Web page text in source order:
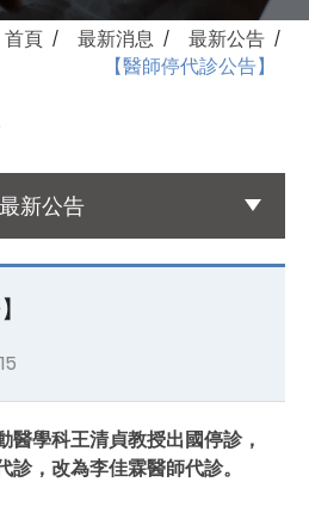
首頁 / 最新消息 / 最新公告 /
【醫師停代診公告】
最新公告
醫學科王清貞教授出國停診，
診，改為李佳霖醫師代診。